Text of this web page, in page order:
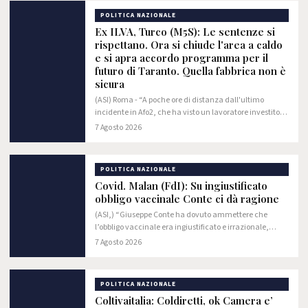
POLITICA NAZIONALE
Ex ILVA, Turco (M5S): Le sentenze si
rispettano. Ora si chiude l'area a caldo
e si apra accordo programma per il
futuro di Taranto. Quella fabbrica non è
sicura
(ASI) Roma - “A poche ore di distanza dall'ultimo
incidente in Afo2, che ha visto un lavoratore investito
da un muletto, è bene ricordare al Governo che le
7 Agosto 2026
POLITICA NAZIONALE
Covid. Malan (FdI): Su ingiustificato
obbligo vaccinale Conte ci dà ragione
(ASI,) “Giuseppe Conte ha dovuto ammettere che
l’obbligo vaccinale era ingiustificato e irrazionale,
come Fratelli d’Italia ha sempre sostenuto. Proprio lui,
7 Agosto 2026
POLITICA NAZIONALE
Coltivaitalia: Coldiretti, ok Camera e’